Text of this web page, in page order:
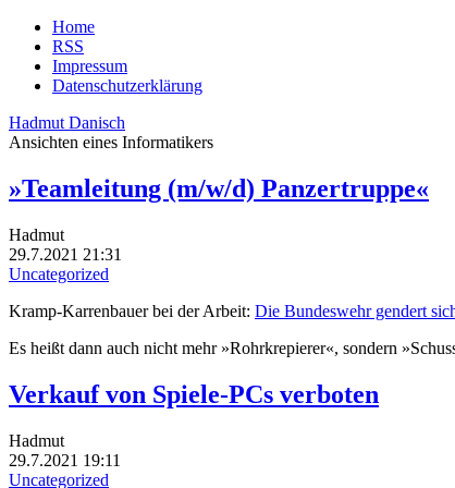
Home
RSS
Impressum
Datenschutzerklärung
Hadmut Danisch
Ansichten eines Informatikers
»Teamleitung (m/w/d) Panzertruppe«
Hadmut
29.7.2021 21:31
Uncategorized
Kramp-Karrenbauer bei der Arbeit: Die Bundeswehr gendert
Es heißt dann auch nicht mehr »Rohrkrepierer«, sondern
Verkauf von Spiele-PCs verboten
Hadmut
29.7.2021 19:11
Uncategorized